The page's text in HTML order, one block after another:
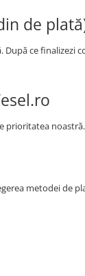
de
După ce
prioritatea
metodei de